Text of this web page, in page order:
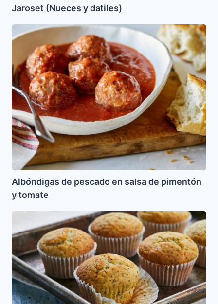
Jaroset (Nueces y datiles)
Albóndigas
de
pescado
en
salsa
de
pimentón
y
tomate
Albóndigas de pescado en salsa de pimentón
y tomate
Panquecitos
Mon
(Semillas
de
Amapola)